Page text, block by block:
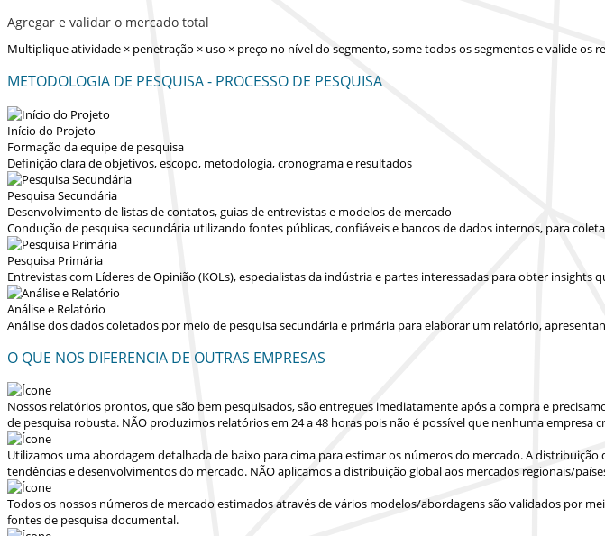
Agregar e validar o mercado total
Multiplique atividade × penetração × uso × preço no nível do segmento, some todos os segmentos e valide
METODOLOGIA DE PESQUISA - PROCESSO DE PESQUISA
Início do Projeto
Formação da equipe de pesquisa
Definição clara de objetivos, escopo, metodologia, cronograma e resultados
Pesquisa Secundária
Desenvolvimento de listas de contatos, guias de entrevistas e modelos de mercado
Condução de pesquisa secundária utilizando fontes públicas, confiáveis e bancos de dados internos, para
Pesquisa Primária
Entrevistas com Líderes de Opinião (KOLs), especialistas da indústria e partes interessadas para obter
Análise e Relatório
Análise dos dados coletados por meio de pesquisa secundária e primária para elaborar um relatório,
O QUE NOS DIFERENCIA DE OUTRAS EMPRESAS
Nossos relatórios prontos, que são bem pesquisados, são entregues imediatamente após a comprae
de pesquisa robusta. NÃO produzimos relatórios em 24 a 48 horas pois não é possível que nenhuma empresa
Utilizamos uma abordagem detalhada de baixo para cima para estimar os números do mercado. A
tendências e desenvolvimentos do mercado. NÃO aplicamos a distribuição global aos mercados regionais/
Todos os nossos números de mercado estimados através de vários modelos/abordagens são validados por
fontes de pesquisa documental.